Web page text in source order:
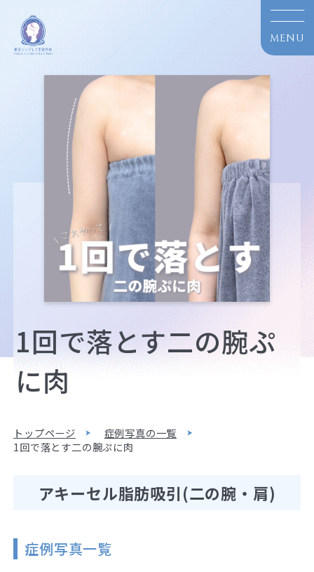
1回で落とす二の腕ぷ
に肉
トップページ
症例写真の一覧
1回で落とす二の腕ぷに肉
アキーセル脂肪吸引(二の腕・肩)
症例写真一覧